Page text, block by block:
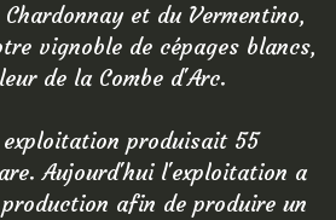
et du Vermentino,
vignoble de cépages blancs,
de la Combe d'Arc.
produisait 55
Aujourd'hui l'exploitation a
afin de produire un